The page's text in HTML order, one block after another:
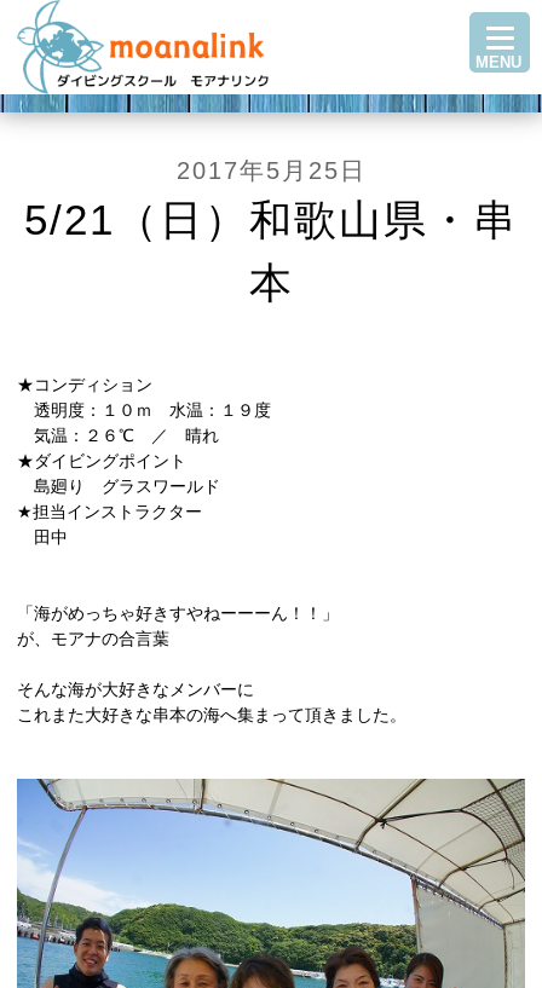
TOP
ステップアップ
ショップ紹介
ツアースケジュール
ダイビングブログ
Q＆A・お客様の声
MENU
2017年5月25日
5/21（日）和歌山県・串
本
★コンディション
透明度：１０ｍ 水温：１９度
気温：２６℃ ／ 晴れ
★ダイビングポイント
島廻り グラスワールド
★担当インストラクター
田中
「海がめっちゃ好きすやねーーーん！！」
が、モアナの合言葉
そんな海が大好きなメンバーに
これまた大好きな串本の海へ集まって頂きました。